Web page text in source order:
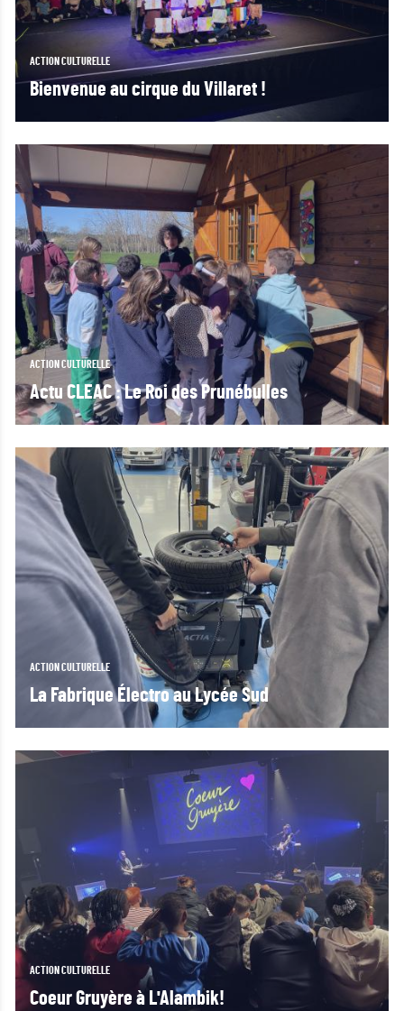
ACTION CULTURELLE
Bienvenue au cirque du Villaret !
ACTION CULTURELLE
Actu CLEAC : Le Roi des Prunébulles
ACTION CULTURELLE
La Fabrique Électro au Lycée Sud
ACTION CULTURELLE
Coeur Gruyère à L'Alambik!